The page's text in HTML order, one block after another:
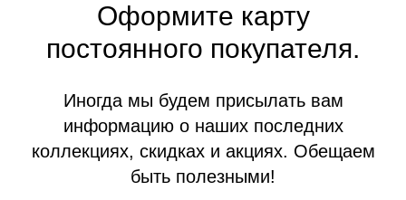
Оформите карту
постоянного покупателя.
Иногда мы будем присылать вам
информацию о наших последних
коллекциях, скидках и акциях. Обещаем
быть полезными!